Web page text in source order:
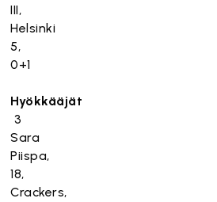
III,
Helsinki
5,
0+1
Hyökkääjät
3
Sara
Piispa,
18,
Crackers,